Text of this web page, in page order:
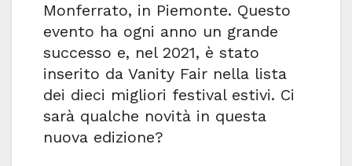
Monferrato, in Piemonte. Questo
evento ha ogni anno un grande
successo e, nel 2021, è stato
inserito da Vanity Fair nella lista
dei dieci migliori festival estivi. Ci
sarà qualche novità in questa
nuova edizione?